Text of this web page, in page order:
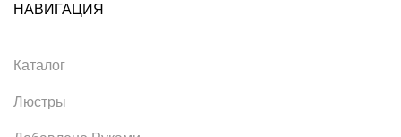
НАВИГАЦИЯ
Каталог
Люстры